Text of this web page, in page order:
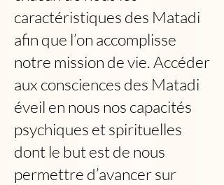
caractéristiques des Matadi
afin que l’on accomplisse
notre mission de vie. Accéder
aux consciences des Matadi
éveil en nous nos capacités
psychiques et spirituelles
dont le but est de nous
permettre d’avancer sur